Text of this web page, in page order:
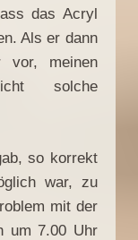
das Acryl
Als er dann
vor, meinen
solche
so korrekt
war, zu
mit der
um 7.00 Uhr